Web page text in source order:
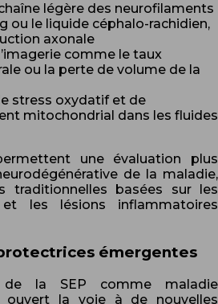
légère des neurofilaments
ou le liquide céphalo-rachidien,
axonale
comme le taux
ou la perte de volume de la
stress oxydatif et de
mitochondrial dans les fluides
une évaluation plus
de la maladie,
traditionnelles basées sur les
et les lésions inflammatoires
émergentes
de la SEP comme maladie
ouvert la voie à de nouvelles